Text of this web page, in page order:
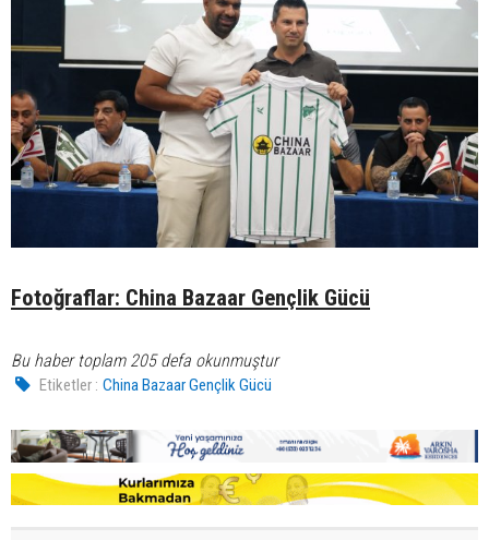
Fotoğraflar: China Bazaar Gençlik Gücü
Bu haber toplam 205 defa okunmuştur
Etiketler : China Bazaar Gençlik Gücü